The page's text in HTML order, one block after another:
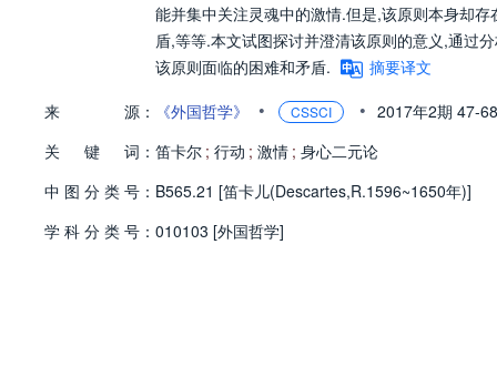
能并集中关注灵魂中的激情.但是,该原则本身却
盾,等等.本文试图探讨并澄清该原则的意义,通过
该原则面临的困难和矛盾.
摘要译文
来
源： 《外国哲学》 • CSSCI • 2017年2期 47-
关
键 词： 笛卡尔 ; 行动 ; 激情 ; 身心二元论
中 图 分 类 号： B565.21 [笛卡儿(Descartes,R.1596~1650年)]
学 科 分 类 号： 010103 [外国哲学]